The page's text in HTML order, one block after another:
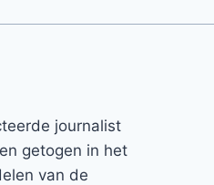
journalist
getogen in het
van de